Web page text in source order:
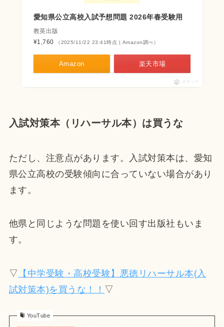
愛知県公立高校入試予想問題 2026年春受験用
教英出版
¥1,760
（2025/11/22 23:41時点 | Amazon調べ）
Amazon 楽天市場
ポチップ
入試対策本（リハーサル本）は買うな
ただし、注意点があります。入試対策本は、愛知
県公立高校の受験傾向に合っていない場合があり
ます。
他県と同じような問題を使い回す出版社もいま
す。
▽
【中学受験・高校受験】悪徳リハーサル本(入
試対策本)を買うな！！ ▽
YouTube